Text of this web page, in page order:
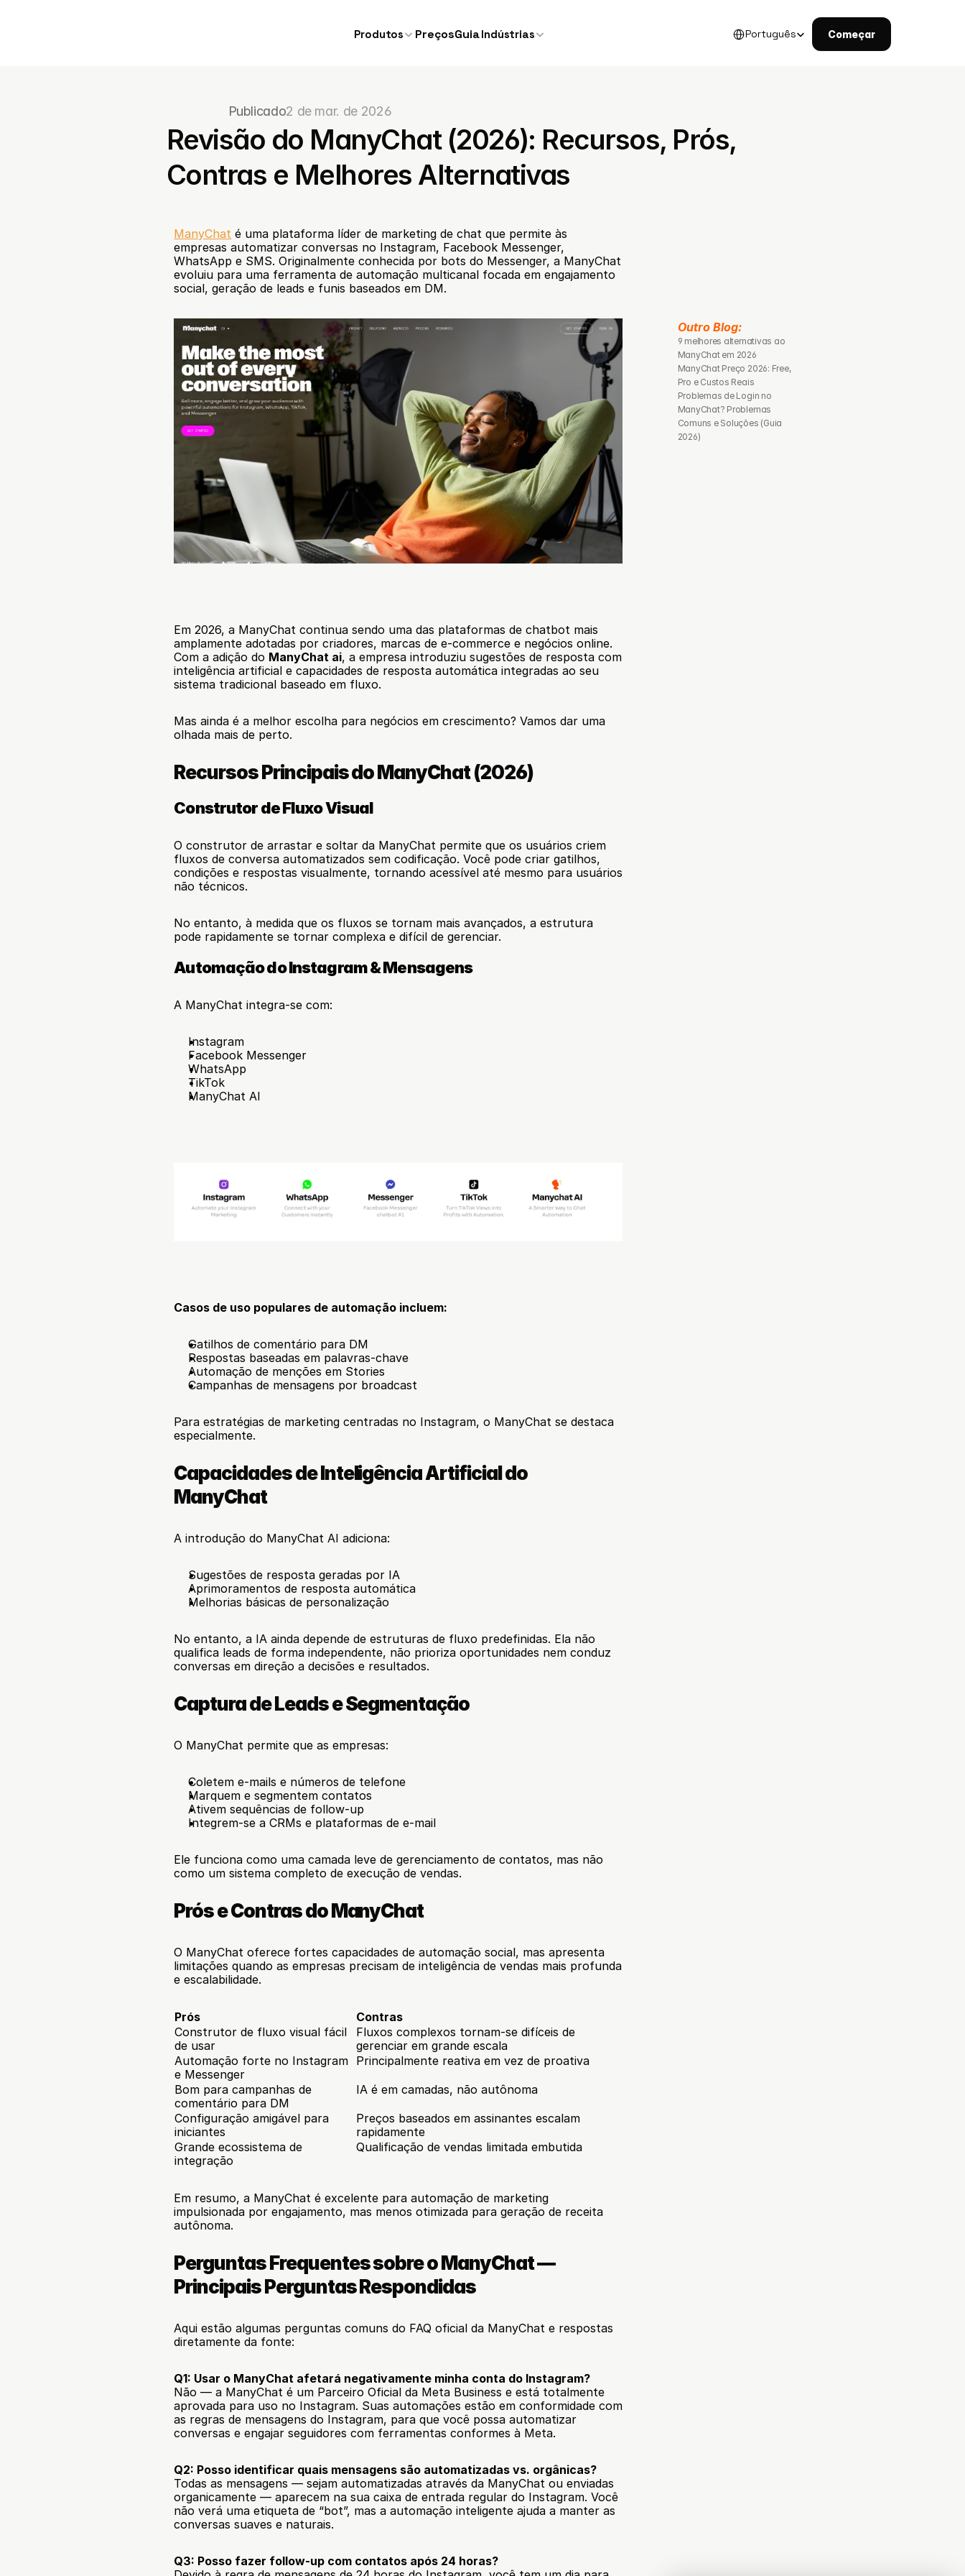
Produtos PreçosGuiaIndústrias Português Começar
Publicado2 de mar. de 2026
Revisão do ManyChat (2026): Recursos, Prós,
Contras e Melhores Alternativas
ManyChat é uma plataforma líder de marketing de chat que permite às
empresas automatizar conversas no Instagram, Facebook Messenger,
WhatsApp e SMS. Originalmente conhecida por bots do Messenger, a ManyChat
evoluiu para uma ferramenta de automação multicanal focada em engajamento
social, geração de leads e funis baseados em DM.
Em 2026, a ManyChat continua sendo uma das plataformas de chatbot mais
amplamente adotadas por criadores, marcas de e-commerce e negócios online.
Com a adição do ManyChat ai, a empresa introduziu sugestões de resposta com
inteligência artificial e capacidades de resposta automática integradas ao seu
sistema tradicional baseado em fluxo.
Mas ainda é a melhor escolha para negócios em crescimento? Vamos dar uma
olhada mais de perto.
Recursos Principais do ManyChat (2026)
Construtor de Fluxo Visual
O construtor de arrastar e soltar da ManyChat permite que os usuários criem
fluxos de conversa automatizados sem codificação. Você pode criar gatilhos,
condições e respostas visualmente, tornando acessível até mesmo para usuários
não técnicos.
No entanto, à medida que os fluxos se tornam mais avançados, a estrutura
pode rapidamente se tornar complexa e difícil de gerenciar.
Automação do Instagram & Mensagens
A ManyChat integra-se com:
Instagram
Facebook Messenger
WhatsApp
TikTok
ManyChat AI
Casos de uso populares de automação incluem:
Gatilhos de comentário para DM
Respostas baseadas em palavras-chave
Automação de menções em Stories
Campanhas de mensagens por broadcast
Para estratégias de marketing centradas no Instagram, o ManyChat se destaca
especialmente.
Capacidades de Inteligência Artificial do
ManyChat
A introdução do ManyChat AI adiciona:
Sugestões de resposta geradas por IA
Aprimoramentos de resposta automática
Melhorias básicas de personalização
No entanto, a IA ainda depende de estruturas de fluxo predefinidas. Ela não
qualifica leads de forma independente, não prioriza oportunidades nem conduz
conversas em direção a decisões e resultados.
Captura de Leads e Segmentação
O ManyChat permite que as empresas:
Coletem e-mails e números de telefone
Marquem e segmentem contatos
Ativem sequências de follow-up
Integrem-se a CRMs e plataformas de e-mail
Ele funciona como uma camada leve de gerenciamento de contatos, mas não
como um sistema completo de execução de vendas.
Prós e Contras do ManyChat
O ManyChat oferece fortes capacidades de automação social, mas apresenta
limitações quando as empresas precisam de inteligência de vendas mais profunda
e escalabilidade.
Prós
Contras
Construtor de fluxo visual fácil
de usar
Fluxos complexos tornam-se difíceis de
gerenciar em grande escala
Automação forte no Instagram
e Messenger
Principalmente reativa em vez de proativa
Bom para campanhas de
comentário para DM
IA é em camadas, não autônoma
Configuração amigável para
iniciantes
Preços baseados em assinantes escalam
rapidamente
Grande ecossistema de
integração
Qualificação de vendas limitada embutida
Em resumo, a ManyChat é excelente para automação de marketing
impulsionada por engajamento, mas menos otimizada para geração de receita
autônoma.
Perguntas Frequentes sobre o ManyChat —
Principais Perguntas Respondidas
Aqui estão algumas perguntas comuns do FAQ oficial da ManyChat e respostas
diretamente da fonte:
Q1: Usar o ManyChat afetará negativamente minha conta do Instagram?
Não — a ManyChat é um Parceiro Oficial da Meta Business e está totalmente
aprovada para uso no Instagram. Suas automações estão em conformidade com
as regras de mensagens do Instagram, para que você possa automatizar
conversas e engajar seguidores com ferramentas conformes à Meta.
Q2: Posso identificar quais mensagens são automatizadas vs. orgânicas?
Todas as mensagens — sejam automatizadas através da ManyChat ou enviadas
organicamente — aparecem na sua caixa de entrada regular do Instagram. Você
não verá uma etiqueta de “bot”, mas a automação inteligente ajuda a manter as
conversas suaves e naturais.
Q3: Posso fazer follow-up com contatos após 24 horas?
Outro Blog:
9 melhores alternativas ao
ManyChat em 2026
ManyChat Preço 2026: Free,
Pro e Custos Reais
Problemas de Login no
ManyChat? Problemas
Comuns e Soluções (Guia
2026)